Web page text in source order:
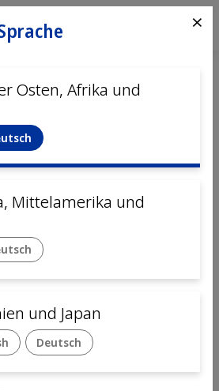
für
Medizin­technik
geht, sind Zuverlässigkeit
Patientensicherheit
Automatisierungssystemen
⨯
Osten, Afrika und
Mittelamerika und
und Japan
Deutsch